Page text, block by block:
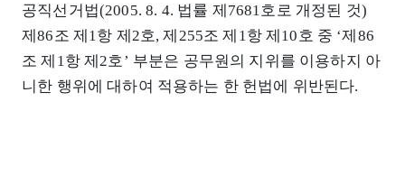
공직선거법(2005. 8. 4. 법률 제7681호로 개정된 것)
제86조 제1항 제2호, 제255조 제1항 제10호 중 ‘제86
조 제1항 제2호’ 부분은 공무원의 지위를 이용하지 아
니한 행위에 대하여 적용하는 한 헌법에 위반된다.